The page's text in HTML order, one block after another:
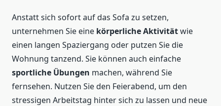
Anstatt sich sofort auf das Sofa zu setzen,
unternehmen Sie eine körperliche Aktivitätwie
einen langen Spaziergang oder putzen Sie die
Wohnung tanzend. Sie können auch einfache
sportliche Übungen machen, während Sie
fernsehen. Nutzen Sie den Feierabend, um den
stressigen Arbeitstag hinter sich zu lassen und neue